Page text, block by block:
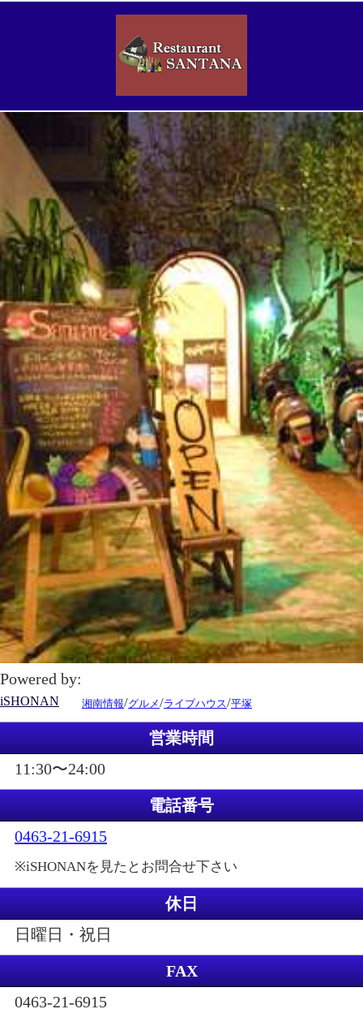
Powered by:
iSHONAN 湘南情報/グルメ/ライブハウス/平塚
営業時間
11:30〜24:00
電話番号
0463-21-6915
※iSHONANを見たとお問合せ下さい
休日
日曜日・祝日
FAX
0463-21-6915